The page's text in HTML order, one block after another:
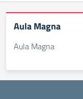
Aula Magna
Aula Magna